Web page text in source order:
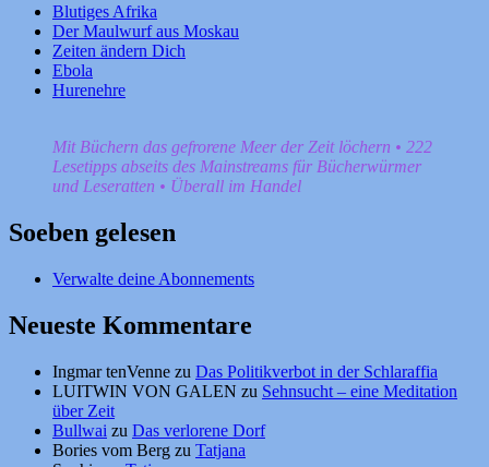
Blutiges Afrika
Der Maulwurf aus Moskau
Zeiten ändern Dich
Ebola
Hurenehre
Mit Büchern das gefrorene Meer der Zeit löchern • 222
Lesetipps abseits des Mainstreams für Bücherwürmer
und Leseratten • Überall im Handel
Soeben gelesen
Verwalte deine Abonnements
Neueste Kommentare
Ingmar tenVenne zu Das Politikverbot in der Schlaraffia
LUITWIN VON GALEN zu Sehnsucht – eine Meditation
über Zeit
Bullwai zu Das verlorene Dorf
Bories vom Berg zu Tatjana